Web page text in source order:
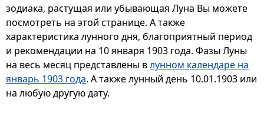
зодиака, растущая или убывающая Луна Вы можете
посмотреть на этой странице. А также
характеристика лунного дня, благоприятный период
и рекомендации на 10 января 1903 года. Фазы Луны
на весь месяц представлены влунном календаре на
январь 1903 года. А также лунный день 10.01.1903 или
на любую другую дату.